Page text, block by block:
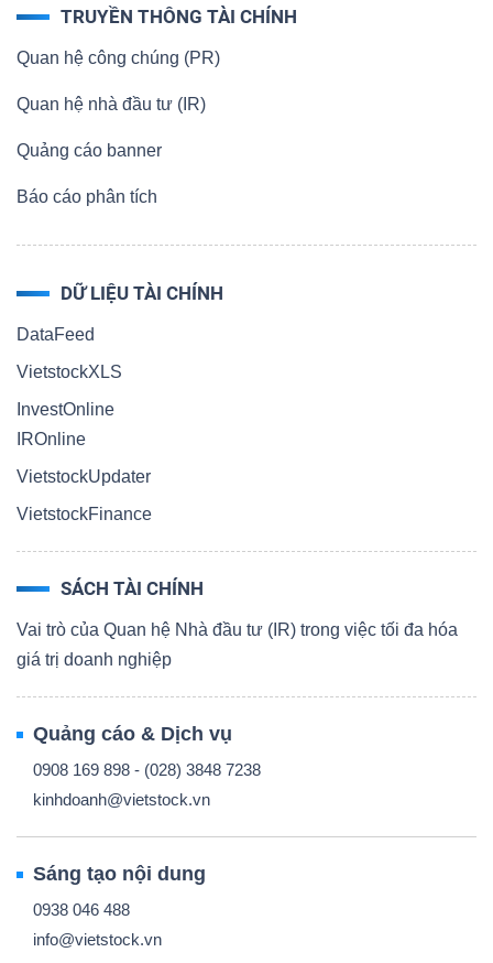
TRUYỀN THÔNG TÀI CHÍNH
Quan hệ công chúng (PR)
Quan hệ nhà đầu tư (IR)
Quảng cáo banner
Báo cáo phân tích
DỮ LIỆU TÀI CHÍNH
DataFeed
VietstockXLS
InvestOnline
IROnline
VietstockUpdater
VietstockFinance
SÁCH TÀI CHÍNH
Vai trò của Quan hệ Nhà đầu tư (IR) trong việc tối đa hóa
giá trị doanh nghiệp
Quảng cáo & Dịch vụ
0908 169 898 - (028) 3848 7238
kinhdoanh@vietstock.vn
Sáng tạo nội dung
0938 046 488
info@vietstock.vn